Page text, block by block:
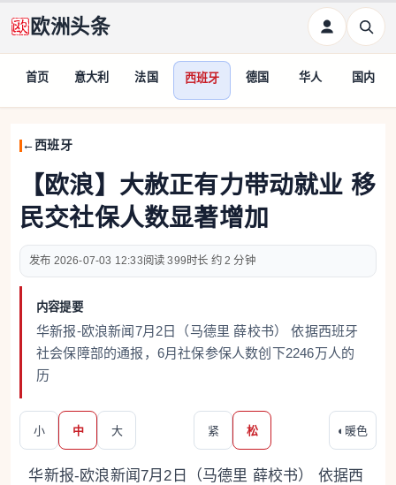
欧洲头条
首页 意大利 法国 西班牙 德国 华人 国内
西班牙
【欧浪】大赦正有力带动就业 移
民交社保人数显著增加
2026-07-03 12:33 399 约 2 分钟
内容提要
华新报-欧浪新闻7月2日（马德里 薛校书） 依据西班牙
社会保障部的通报，6月社保参保人数创下2246万人的
历
小 中 大 紧 松 ◐ 暖色
华新报-欧浪新闻7月2日（马德里 薛校书） 依据西